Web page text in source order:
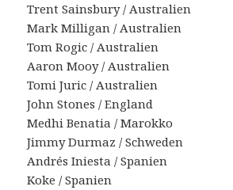
Trent Sainsbury / Australien
Mark Milligan / Australien
Tom Rogic / Australien
Aaron Mooy / Australien
Tomi Juric / Australien
John Stones / England
Medhi Benatia / Marokko
Jimmy Durmaz / Schweden
Andrés Iniesta / Spanien
Koke / Spanien